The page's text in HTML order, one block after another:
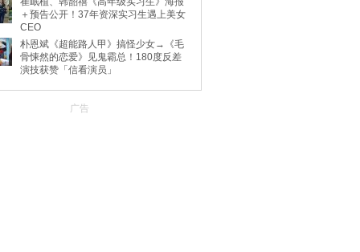
＋预告公开！37年资深实习生遇上美女
CEO
朴恩斌《超能路人甲》搞怪少女→《毛
骨悚然的恋爱》见鬼霸总！180度反差
演技获赞「信看演员」
广告